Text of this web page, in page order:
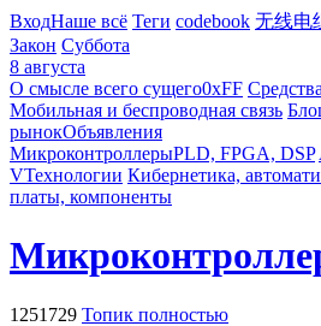
ВходНаше всё Теги codebook 无线电
Закон Суббота
8 августа
О смысле всего сущего0xFF
Мобильная и беспроводная связь
рынокОбъявления
МикроконтроллерыPLD, FPGA, DSP
VТехнологии Кибернетика,
платы, компоненты
1251729 Топик полностью